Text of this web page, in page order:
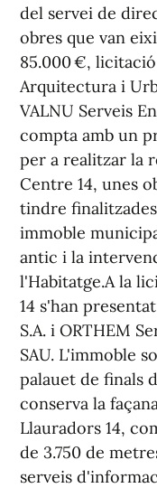
del servei de
obres que van
85.000 €,
Arquitectura i
VALNU Serveis
compta amb un
per a realitzar la
Centre 14, unes
tindre
immoble
antic i la
l'Habitatge.A la
14 s'han
S.A. i ORTHEM
SAU. L'immoble
palauet de finals
conserva la
Llauradors 14,
de 3.750 de
serveis